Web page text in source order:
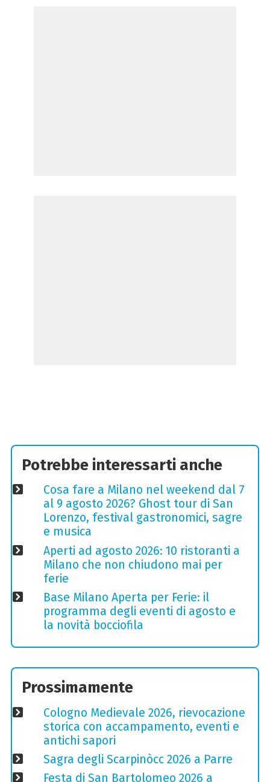
Potrebbe interessarti anche
Cosa fare a Milano nel weekend dal 7
al 9 agosto 2026? Ghost tour di San
Lorenzo, festival gastronomici, sagre
e musica
Aperti ad agosto 2026: 10 ristoranti a
Milano che non chiudono mai per
ferie
Base Milano Aperta per Ferie: il
programma degli eventi di agosto e
la novità bocciofila
Prossimamente
Cologno Medievale 2026, rievocazione
storica con accampamento, eventi e
antichi sapori
Sagra degli Scarpinòcc 2026 a Parre
Festa di San Bartolomeo 2026 a